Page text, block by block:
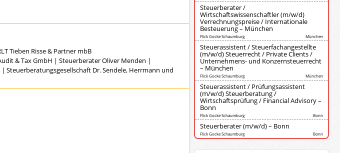
Tieben Risse & Partner mbB
& Tax GmbH | Steuerberater Oliver Menden |
| Steuerberatungsgesellschaft Dr. Sendele, Herrmann und
Steuerberater /
Wirtschaftswissenschaftler (m/w/d)
Verrechnungspreise / Internationale
Besteuerung – München
Flick Gocke Schaumburg München
Steuerassistent / Steuerfachangestellte
(m/w/d) Steuerrecht / Private Clients /
Unternehmens- und Konzernsteuerrecht
– München
Flick Gocke Schaumburg München
Steuerassistent / Prüfungsassistent
(m/w/d) Steuerberatung /
Wirtschaftsprüfung / Financial Advisory –
Bonn
Flick Gocke Schaumburg Bonn
Steuerberater (m/w/d) – Bonn
Flick Gocke Schaumburg Bonn